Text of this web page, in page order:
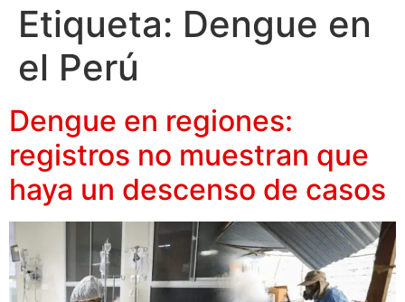
Etiqueta: Dengue en
el Perú
Dengue en regiones:
registros no muestran que
haya un descenso de casos